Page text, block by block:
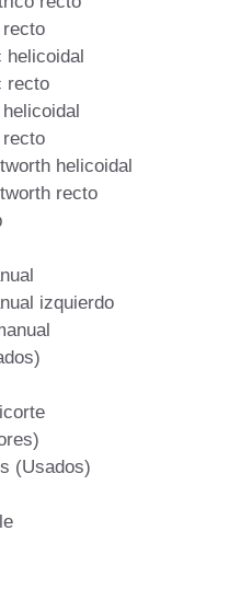
recto
helicoidal
recto
recto
helicoidal
recto
izquierdo
(Usados)